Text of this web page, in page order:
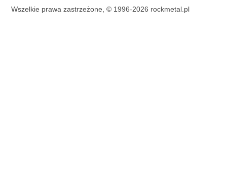
Wszelkie prawa zastrzeżone, © 1996-2026 rockmetal.pl